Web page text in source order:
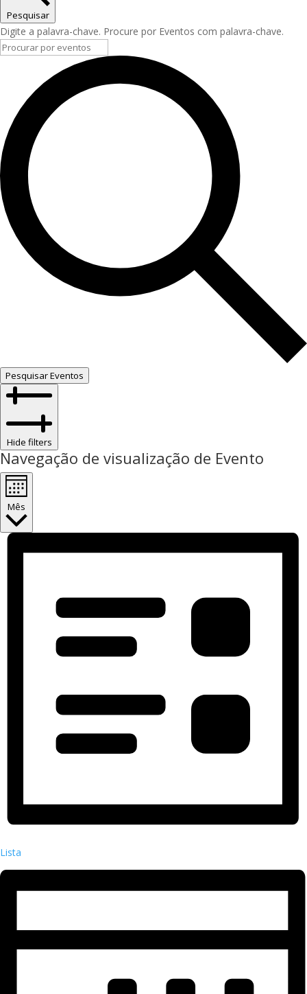
Pesquisar
Digite a palavra-chave. Procure por Eventos com palavra-chave.
Pesquisar Eventos
Hide filters
Navegação de visualização de Evento
Mês
Lista